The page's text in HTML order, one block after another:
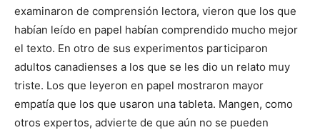
examinaron de comprensión lectora, vieron que los que
habían leído en papel habían comprendido mucho mejor
el texto. En otro de sus experimentos participaron
adultos canadienses a los que se les dio un relato muy
triste. Los que leyeron en papel mostraron mayor
empatía que los que usaron una tableta. Mangen, como
otros expertos, advierte de que aún no se pueden